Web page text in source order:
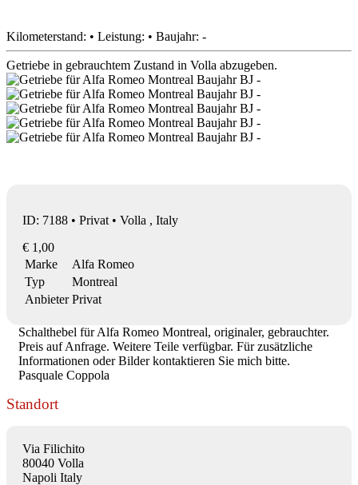
Kilometerstand: • Leistung: • Baujahr: -
Getriebe in gebrauchtem Zustand in Volla abzugeben.
ID: 7188 • Privat • Volla , Italy
€ 1,00
Marke
Alfa Romeo
Typ
Montreal
Anbieter Privat
Schalthebel für Alfa Romeo Montreal, originaler, gebrauchter.
Preis auf Anfrage. Weitere Teile verfügbar. Für zusätzliche
Informationen oder Bilder kontaktieren Sie mich bitte.
Pasquale Coppola
Standort
Via Filichito
80040 Volla
Napoli Italy